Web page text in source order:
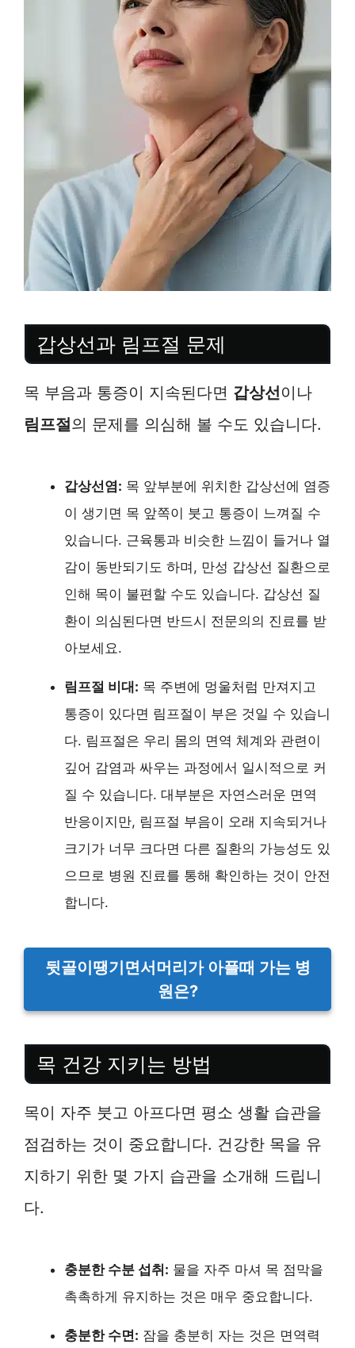
갑상선과 림프절 문제
목 부음과 통증이 지속된다면 갑상선이나
림프절의 문제를 의심해 볼 수도 있습니다.
갑상선염: 목 앞부분에 위치한 갑상선에 염증
이 생기면 목 앞쪽이 붓고 통증이 느껴질 수
있습니다. 근육통과 비슷한 느낌이 들거나 열
감이 동반되기도 하며, 만성 갑상선 질환으로
인해 목이 불편할 수도 있습니다. 갑상선 질
환이 의심된다면 반드시 전문의의 진료를 받
아보세요.
림프절 비대: 목 주변에 멍울처럼 만져지고
통증이 있다면 림프절이 부은 것일 수 있습니
다. 림프절은 우리 몸의 면역 체계와 관련이
깊어 감염과 싸우는 과정에서 일시적으로 커
질 수 있습니다. 대부분은 자연스러운 면역
반응이지만, 림프절 부음이 오래 지속되거나
크기가 너무 크다면 다른 질환의 가능성도 있
으므로 병원 진료를 통해 확인하는 것이 안전
합니다.
뒷골이땡기면서머리가 아플때 가는 병
원은?
목 건강 지키는 방법
목이 자주 붓고 아프다면 평소 생활 습관을
점검하는 것이 중요합니다. 건강한 목을 유
지하기 위한 몇 가지 습관을 소개해 드립니
다.
충분한 수분 섭취: 물을 자주 마셔 목 점막을
촉촉하게 유지하는 것은 매우 중요합니다.
충분한 수면: 잠을 충분히 자는 것은 면역력